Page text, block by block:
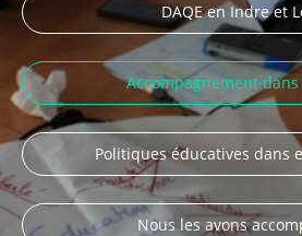
DAQE en Indre et
Accompagnement
Politiques éducatives dans
Nous les avons